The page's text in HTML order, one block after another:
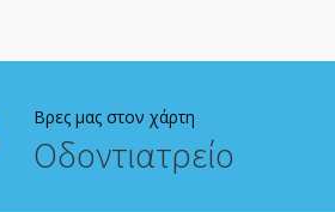
Βρες μας στον χάρτη
Οδοντιατρείο